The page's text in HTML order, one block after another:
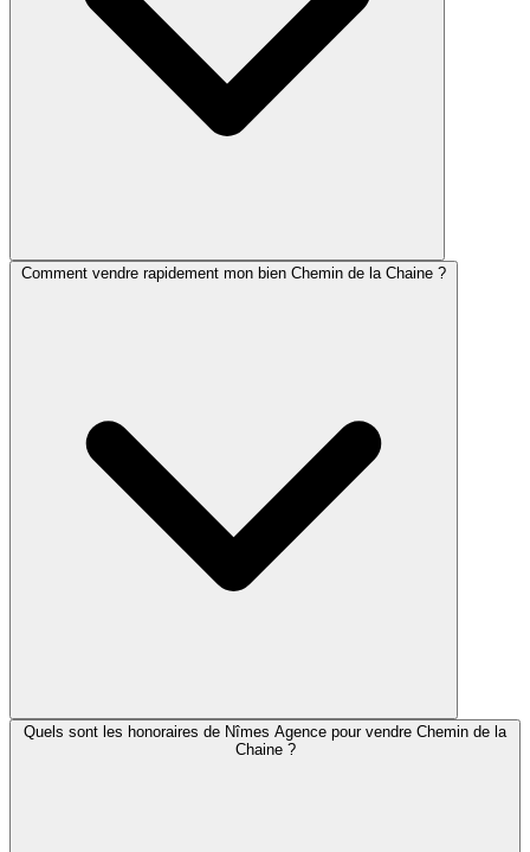
Comment vendre rapidement mon bien Chemin de la Chaine ?
Quels sont les honoraires de Nîmes Agence pour vendre Chemin de la
Chaine ?